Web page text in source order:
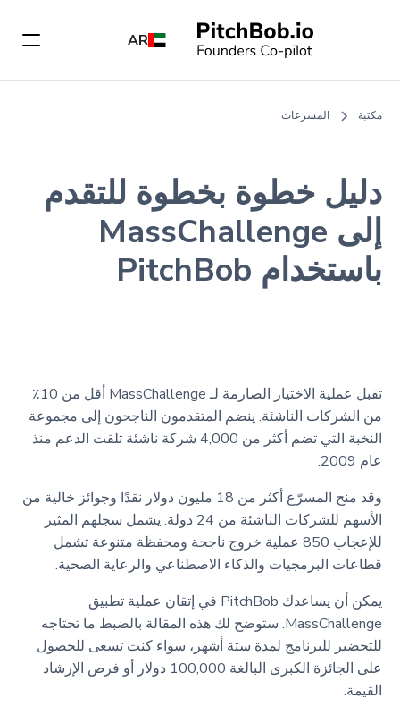
AR
مكتبة المسرعات
دليل خطوة بخطوة للتقدم
إلى MassChallenge
باستخدام PitchBob
تقبل عملية الاختيار الصارمة لـ MassChallenge أقل من 10٪
من الشركات الناشئة. ينضم المتقدمون الناجحون إلى مجموعة
النخبة التي تضم أكثر من 4,000 شركة ناشئة تلقت الدعم منذ
عام 2009.
وقد منح المسرّع أكثر من 18 مليون دولار نقدًا وجوائز خالية من
الأسهم للشركات الناشئة من 24 دولة. يشمل سجلهم المثير
للإعجاب 850 عملية خروج ناجحة ومحفظة متنوعة تشمل
قطاعات البرمجيات والذكاء الاصطناعي والرعاية الصحية.
يمكن أن يساعدك PitchBob في إتقان عملية تطبيق
MassChallenge. ستوضح لك هذه المقالة بالضبط ما تحتاجه
للتحضير للبرنامج لمدة ستة أشهر، سواء كنت تسعى للحصول
على الجائزة الكبرى البالغة 100,000 دولار أو فرص الإرشاد
القيمة.